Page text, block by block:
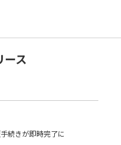
ース
続きが即時完了に